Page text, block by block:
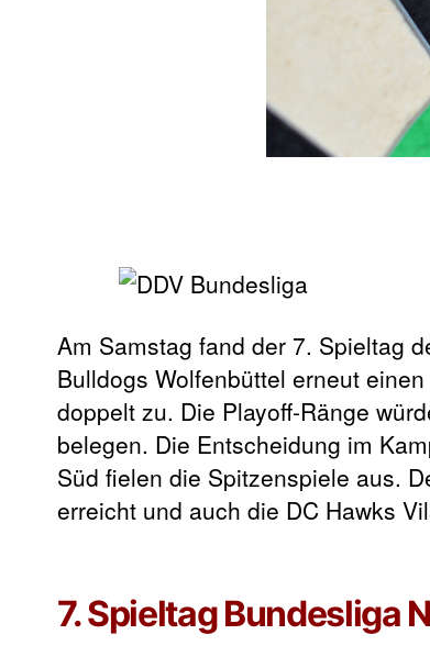
Am Samstag fand der 7. Spieltag
Bulldogs Wolfenbüttel erneut
doppelt zu. Die Playoff-Ränge
belegen. Die Entscheidung im
Süd fielen die Spitzenspiele aus.
erreicht und auch die DC Hawks
7. Spieltag Bundesliga